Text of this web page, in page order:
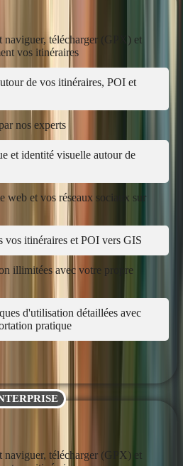
naviguer, télécharger (GPX) et
vos itinéraires
de vos itinéraires, POI et
nos experts
et identité visuelle autour de
web et vos réseaux sociaux sur
vos itinéraires et POI vers GIS
illimitées avec votre propre
d'utilisation détaillées avec
pratique
naviguer, télécharger (GPX) et